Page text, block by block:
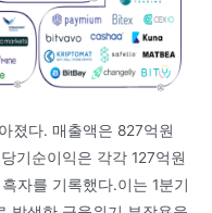
졌다. 매출액은 827억원
기순이익은 각각 127억원
자를 기록했다.이는 1분기